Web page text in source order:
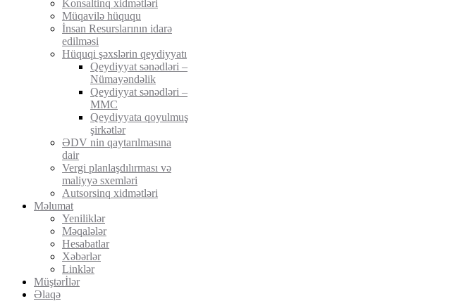
Konsaltinq xidmətləri
Müqavilə hüququ
İnsan Resurslarının idarə
edilməsi
Hüquqi şəxslərin qeydiyyatı
Qeydiyyat sənədləri –
Nümayəndəlik
Qeydiyyat sənədləri –
MMC
Qeydiyyata qoyulmuş
şirkətlər
ƏDV nin qaytarılmasına
dair
Vergi planlaşdılırması və
maliyyə sxemləri
Autsorsinq xidmətləri
Məlumat
Yeniliklər
Məqalələr
Hesabatlar
Xəbərlər
Linklər
Müştərİlər
Əlaqə